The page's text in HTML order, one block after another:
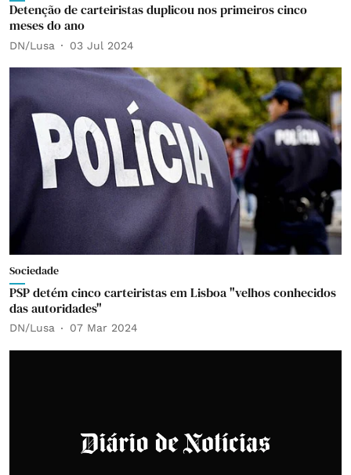
Detenção de carteiristas duplicou nos primeiros cinco
meses do ano
DN/Lusa 03 Jul 2024
Sociedade
PSP detém cinco carteiristas em Lisboa "velhos conhecidos
das autoridades"
DN/Lusa 07 Mar 2024